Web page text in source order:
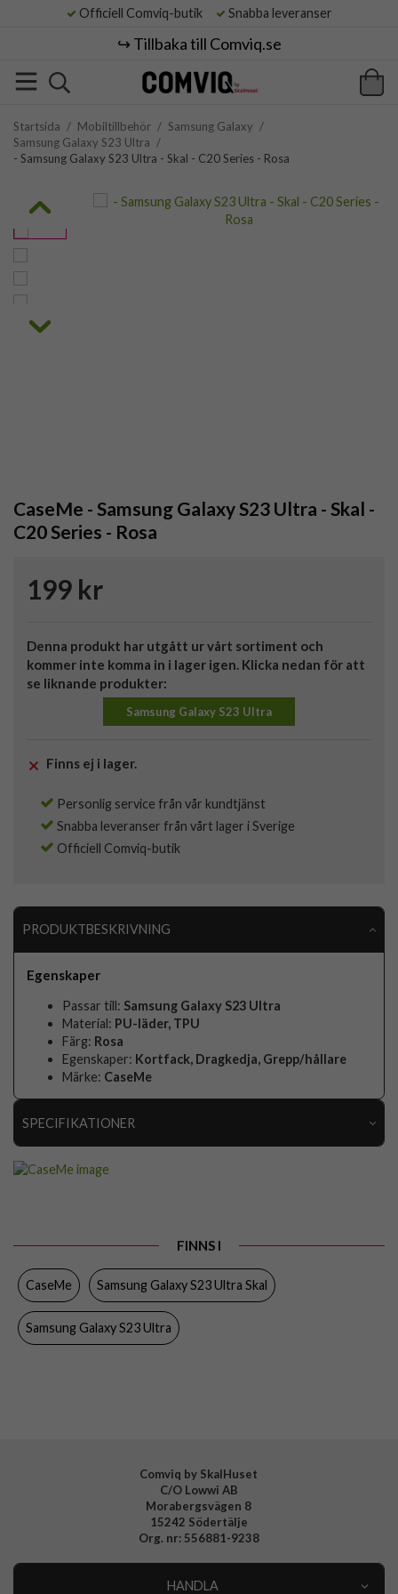
Officiell Comviq-butik Snabba leveranser
↪️ Tillbaka till Comviq.se
Startsida / Mobiltillbehör / Samsung Galaxy /
Samsung Galaxy S23 Ultra /
- Samsung Galaxy S23 Ultra - Skal - C20 Series - Rosa
CaseMe - Samsung Galaxy S23 Ultra - Skal -
C20 Series - Rosa
199 kr
Denna produkt har utgått ur vårt sortiment och
kommer inte komma in i lager igen. Klicka nedan för att
se liknande produkter:
Samsung Galaxy S23 Ultra
Finns ej i lager.
Personlig service från vår kundtjänst
Snabba leveranser från vårt lager i Sverige
Officiell Comviq-butik
PRODUKTBESKRIVNING
Egenskaper
Passar till: Samsung Galaxy S23 Ultra
Material: PU-läder, TPU
Färg: Rosa
Egenskaper: Kortfack, Dragkedja, Grepp/hållare
Märke: CaseMe
SPECIFIKATIONER
Dragkedja, Grepp/hållare, Kortfack
Färg
Varumärke
FINNS I
CaseMe Samsung Galaxy S23 Ultra Skal
Samsung Galaxy S23 Ultra
Comviq by SkalHuset
C/O Lowwi AB
Morabergsvägen 8
15242 Södertälje
Org. nr: 556881-9238
HANDLA